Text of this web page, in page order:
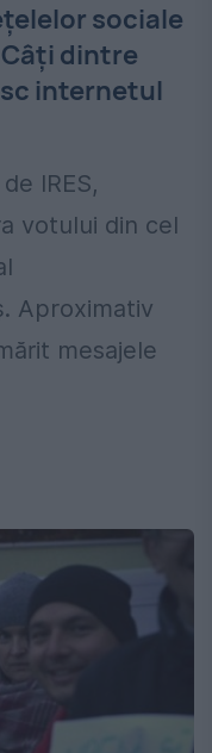
sociale
dintre
internetul
IRES,
votului din cel
Aproximativ
mesajele